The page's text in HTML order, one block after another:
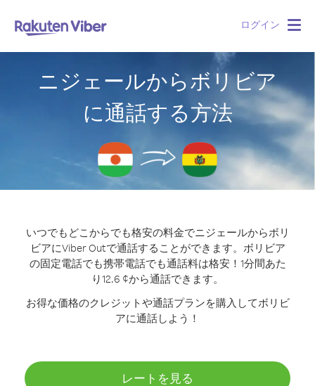
ログイン
ニジェールからボリビア
に通話する方法
いつでもどこからでも格安の料金でニジェールからボリ
ビアにViber Outで通話することができます。 ボリビア
の固定電話でも携帯電話でも通話料は格安！1分間あた
り12.6 ¢から通話できます。
お得な価格のクレジットや通話プランを購入してボリビ
アに通話しよう！
レートを見る